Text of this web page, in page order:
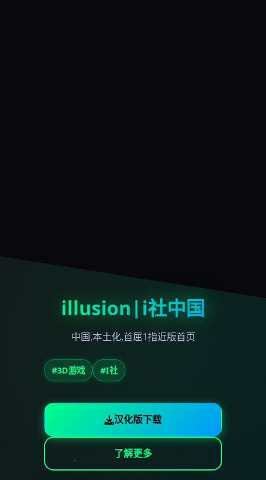
illusion|i社中国
中国,本土化,首屈1指近版首页
#3D游戏 #I社
汉化版下载
了解更多